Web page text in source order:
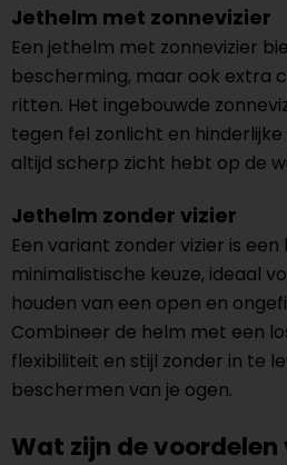
Jethelm met zonnevizier
Een jethelm met zonnevizier
bescherming, maar ook extra
ritten. Het ingebouwde
tegen fel zonlicht en
altijd scherp zicht hebt op de
Jethelm zonder vizier
Een variant zonder vizier is
minimalistische keuze, ideaal
houden van een open en
Combineer de helm met een
flexibiliteit en stijl zonder in te
beschermen van je ogen.
Wat zijn de